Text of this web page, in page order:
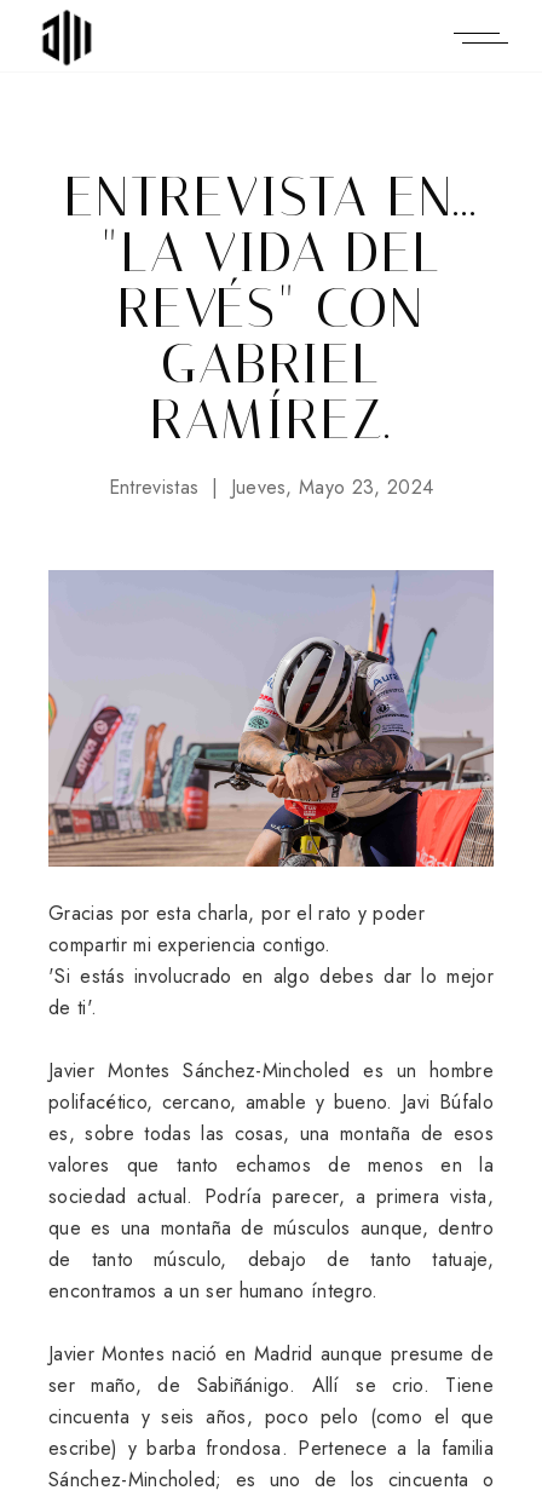
ENTREVISTA EN...
"LA VIDA DEL
REVÉS" CON
GABRIEL
RAMÍREZ.
Entrevistas Jueves, Mayo 23, 2024
Gracias por esta charla, por el rato y poder
compartir mi experiencia contigo.
'Si estás involucrado en algo debes dar lo mejor
de ti'.
Javier Montes Sánchez-Mincholed es un hombre
polifacético, cercano, amable y bueno. Javi Búfalo
es, sobre todas las cosas, una montaña de esos
valores que tanto echamos de menos en la
sociedad actual. Podría parecer, a primera vista,
que es una montaña de músculos aunque, dentro
de tanto músculo, debajo de tanto tatuaje,
encontramos a un ser humano íntegro.
Javier Montes nació en Madrid aunque presume de
ser maño, de Sabiñánigo. Allí se crio. Tiene
cincuenta y seis años, poco pelo (como el que
escribe) y barba frondosa. Pertenece a la familia
Sánchez-Mincholed; es uno de los cincuenta o